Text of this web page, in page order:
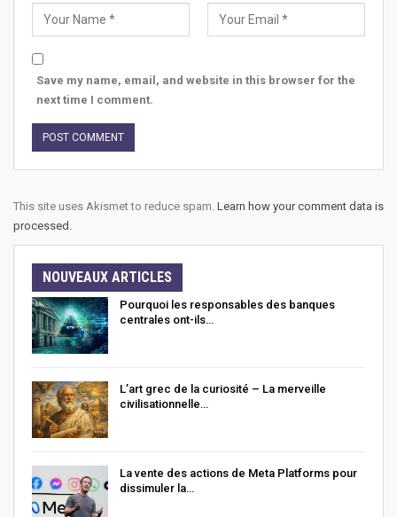
Save my name, email, and website in this browser for the
next time I comment.
This site uses Akismet to reduce spam. Learn how your comment data is
processed.
NOUVEAUX ARTICLES
Pourquoi les responsables des banques
centrales ont-ils…
L’art grec de la curiosité – La merveille
civilisationnelle…
La vente des actions de Meta Platforms pour
dissimuler la…